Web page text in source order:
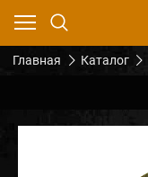
Главная Каталог